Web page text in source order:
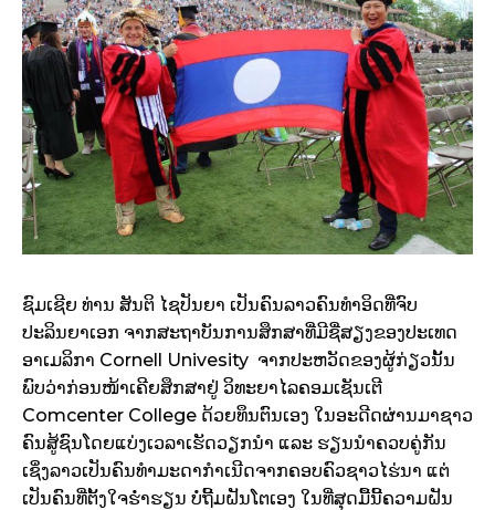
ຊົມເຊີຍ ທ່ານ ສັນຕິ ໄຊປັນຍາ ເປັນຄົນລາວຄົນທຳອິດທີ່ຈົບ
ປະລິນຍາເອກ ຈາກສະຖາບັນການສຶກສາທີ່ມີຊື່ສຽງຂອງປະເທດ
ອາເມລິກາ Cornell Univesity ຈາກປະຫວັດຂອງຜູ້ກ່ຽວນັ້ນ
ພົບວ່າກ່ອນໜ້າເຄີຍສຶກສາຢູ່ ວິທະຍາໄລຄອມເຊັນເຕີ
Comcenter College ດ້ວຍທຶນຕົນເອງ ໃນອະດີດຜ່ານມາຊາວ
ຄົນສູ້ຊົນໂດຍແບ່ງເວລາເຮັດວຽກນຳ ແລະ ຮຽນນຳຄວບຄູ່ກັນ
ເຊິ່ງລາວເປັນຄົນທຳມະດາກຳເນີດຈາກຄອບຄົວຊາວໄຮ່ນາ ແຕ່
ເປັນຄົນທີ່ຕັ້ງໃຈຮ່ຳຮຽນ ບໍ່ຖີ້ມຝັນໂຕເອງ ໃນທີ່ສຸດມື້ນີ້ຄວາມຝັນ